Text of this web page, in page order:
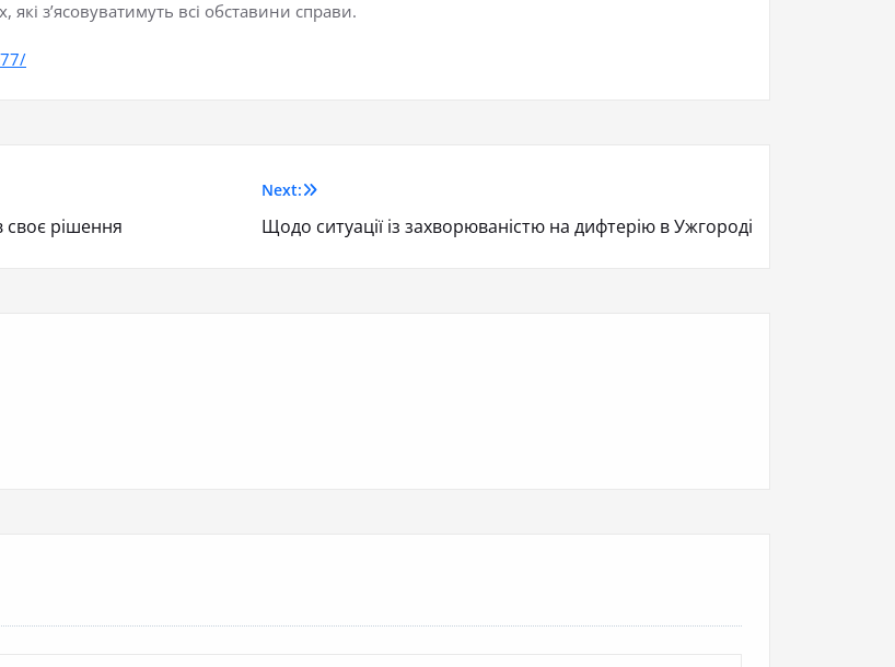
які з’ясовуватимуть всі обставини справи.
своє рішення
Next:
Щодо ситуації із захворюваністю на дифтерію в Ужгороді